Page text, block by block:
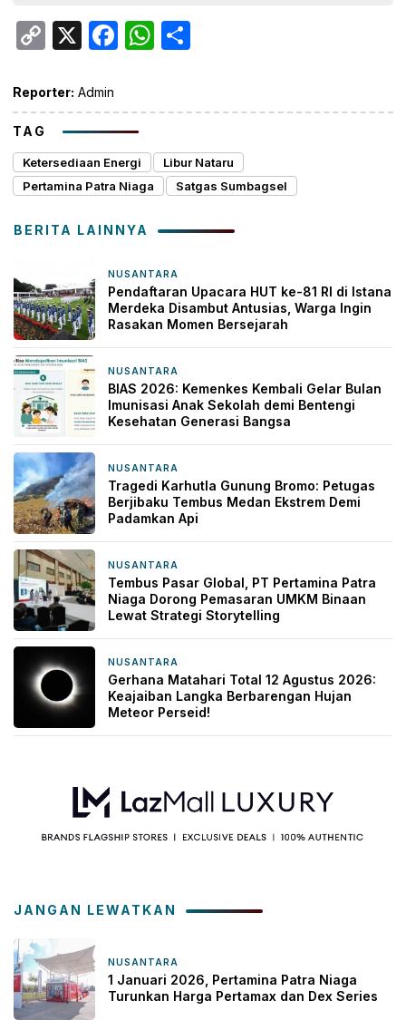
Copy
X Facebook
WhatsApp
Reporter: Admin
TAG
Ketersediaan Energi
Libur Nataru
Pertamina Patra Niaga
Satgas Sumbagsel
BERITA LAINNYA
NUSANTARA
Pendaftaran Upacara HUT ke-81 RI di Istana
Merdeka Disambut Antusias, Warga Ingin
Rasakan Momen Bersejarah
NUSANTARA
BIAS 2026: Kemenkes Kembali Gelar Bulan
Imunisasi Anak Sekolah demi Bentengi
Kesehatan Generasi Bangsa
NUSANTARA
Tragedi Karhutla Gunung Bromo: Petugas
Berjibaku Tembus Medan Ekstrem Demi
Padamkan Api
NUSANTARA
Tembus Pasar Global, PT Pertamina Patra
Niaga Dorong Pemasaran UMKM Binaan
Lewat Strategi Storytelling
NUSANTARA
Gerhana Matahari Total 12 Agustus 2026:
Keajaiban Langka Berbarengan Hujan
Meteor Perseid!
JANGAN LEWATKAN
NUSANTARA
1 Januari 2026, Pertamina Patra Niaga
Turunkan Harga Pertamax dan Dex Series